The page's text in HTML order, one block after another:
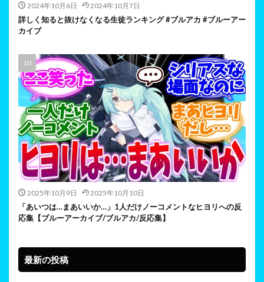
2024年10月6日 2024年10月7日
詳しく知ると抜けなくなる生徒ランキング #ブルアカ #ブルーアー
カイブ
2025年10月9日 2025年10月10日
「あいつは…まあいいか…」1人だけノーコメントなヒヨリへの反
応集【ブルーアーカイブ/ブルアカ/反応集】
最新の投稿